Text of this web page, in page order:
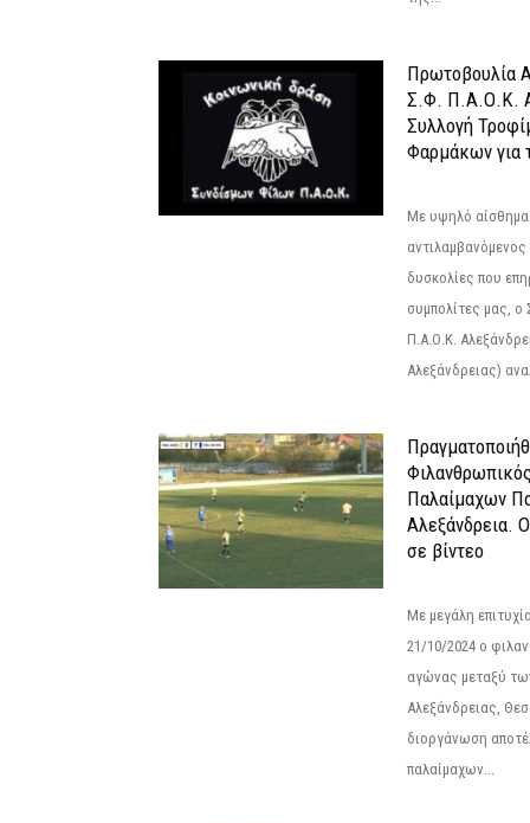
Πρωτοβουλία
Σ.Φ. Π.Α.Ο.Κ.
Συλλογή
Φαρμάκων για
Με υψηλό αίσθημα
αντιλαμβανόμενος
δυσκολίες που
συμπολίτες μας,
Π.Α.Ο.Κ.
Αλεξάνδρειας)
Παλαίμαχων
Αλεξάνδρεια.
σε βίντεο
Με μεγάλη
21/10/2024 ο
αγώνας μεταξύ
Αλεξάνδρειας,
διοργάνωση
παλαίμαχων...